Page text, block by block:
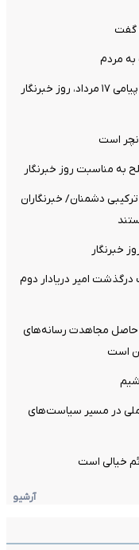
گفت
به مردم
رئیس شورای هماهنگی تبلیغات اسلامی در پیامی ۱۷ مرداد، روز خبرنگار
است
به مناسبت روز خبرنگار
دشمنان/ خبرنگاران
درگذشت امیر دریادار دوم‌
حاصل مجاهدت رسانه‌های
است
ملی در مسیر سیاست‌های
خیالی است
آرشیو